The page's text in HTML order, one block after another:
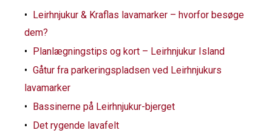
Leirhnjukur & Kraflas lavamarker – hvorfor besøge
dem?
Planlægningstips og kort – Leirhnjukur Island
Gåtur fra parkeringspladsen ved Leirhnjukurs
lavamarker
Bassinerne på Leirhnjukur-bjerget
Det rygende lavafelt